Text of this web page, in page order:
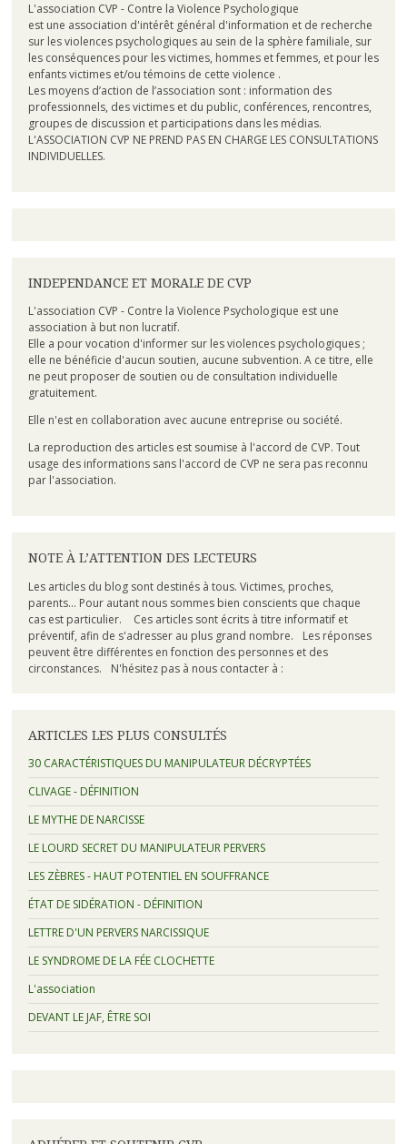
L'association CVP - Contre la Violence Psychologique
est une association d'intérêt général d'information et de recherche
sur les violences psychologiques au sein de la sphère familiale, sur
les conséquences pour les victimes, hommes et femmes, et pour les
enfants victimes et/ou témoins de cette violence .
Les moyens d’action de l’association sont : information des
professionnels, des victimes et du public, conférences, rencontres,
groupes de discussion et participations dans les médias.
L'ASSOCIATION CVP NE PREND PAS EN CHARGE LES CONSULTATIONS
INDIVIDUELLES.
INDEPENDANCE ET MORALE DE CVP
L'association CVP - Contre la Violence Psychologique est une
association à but non lucratif.
Elle a pour vocation d'informer sur les violences psychologiques ;
elle ne bénéficie d'aucun soutien, aucune subvention. A ce titre, elle
ne peut proposer de soutien ou de consultation individuelle
gratuitement.
Elle n'est en collaboration avec aucune entreprise ou société.
La reproduction des articles est soumise à l'accord de CVP. Tout
usage des informations sans l'accord de CVP ne sera pas reconnu
par l'association.
NOTE À L’ATTENTION DES LECTEURS
Les articles du blog sont destinés à tous. Victimes, proches,
parents... Pour autant nous sommes bien conscients que chaque
cas est particulier. Ces articles sont écrits à titre informatif et
préventif, afin de s'adresser au plus grand nombre. Les réponses
peuvent être différentes en fonction des personnes et des
circonstances. N'hésitez pas à nous contacter à :
ARTICLES LES PLUS CONSULTÉS
30 CARACTÉRISTIQUES DU MANIPULATEUR DÉCRYPTÉES
CLIVAGE - DÉFINITION
LE MYTHE DE NARCISSE
LE LOURD SECRET DU MANIPULATEUR PERVERS
LES ZÈBRES - HAUT POTENTIEL EN SOUFFRANCE
ÉTAT DE SIDÉRATION - DÉFINITION
LETTRE D'UN PERVERS NARCISSIQUE
LE SYNDROME DE LA FÉE CLOCHETTE
L'association
DEVANT LE JAF, ÊTRE SOI